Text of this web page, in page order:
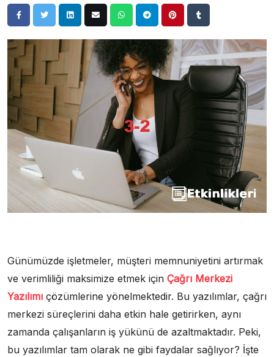
Günümüzde işletmeler, müşteri memnuniyetini artırmak
ve verimliliği maksimize etmek için Çağrı Merkezi
Yazılımı çözümlerine yönelmektedir. Bu yazılımlar, çağrı
merkezi süreçlerini daha etkin hale getirirken, aynı
zamanda çalışanların iş yükünü de azaltmaktadır. Peki,
bu yazılımlar tam olarak ne gibi faydalar sağlıyor? İşte